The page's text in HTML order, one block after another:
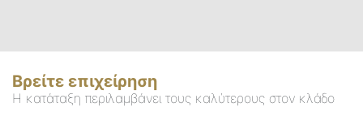
Βρείτε επιχείρηση
Η κατάταξη περιλαμβάνει τους καλύτερους στον κλάδο